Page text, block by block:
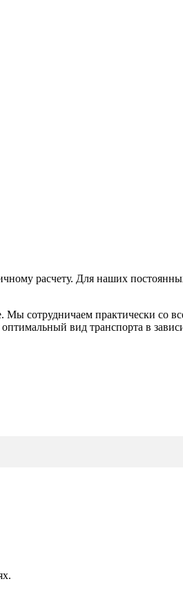
расчету. Для наших
Мы сотрудничаем практически
вид транспорта в